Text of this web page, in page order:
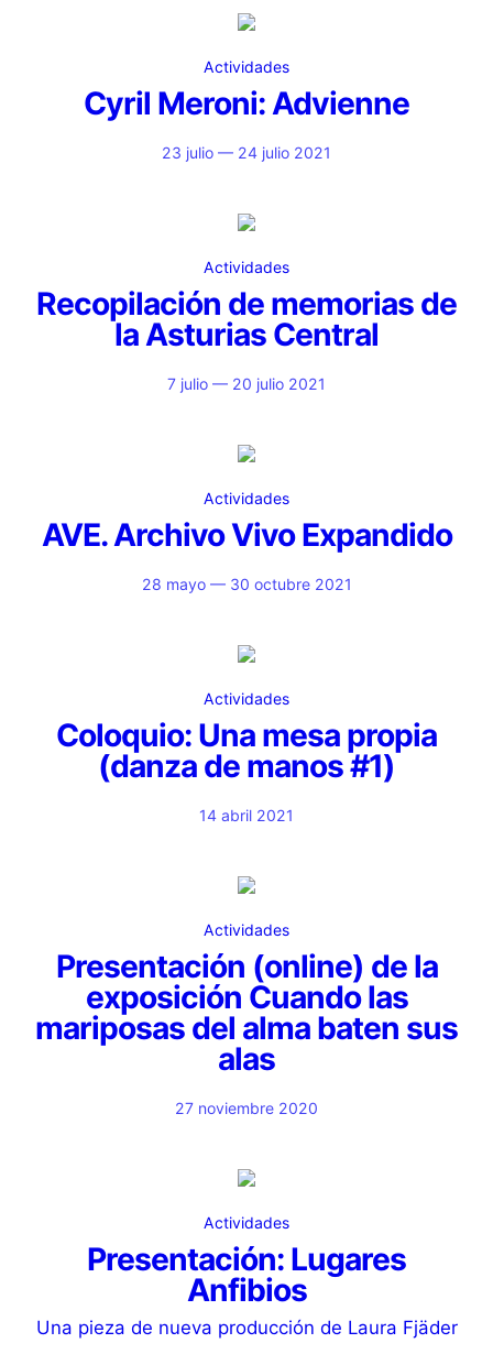
Actividades
Cyril Meroni: Advienne
23 julio — 24 julio 2021
Actividades
Recopilación de memorias de
la Asturias Central
7 julio — 20 julio 2021
Actividades
AVE. Archivo Vivo Expandido
28 mayo — 30 octubre 2021
Actividades
Coloquio: Una mesa propia
(danza de manos #1)
14 abril 2021
Actividades
Presentación (online) de la
exposición Cuando las
mariposas del alma baten sus
alas
27 noviembre 2020
Actividades
Presentación: Lugares
Anfibios
Una pieza de nueva producción de Laura Fjäder